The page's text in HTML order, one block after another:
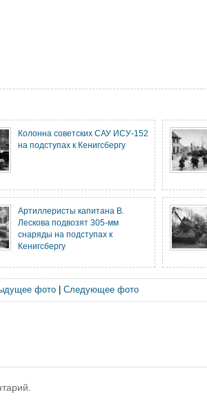
Колонна советских САУ ИСУ-152
на подступах к Кенигсбергу
Артиллеристы капитана В.
Лескова подвозят 305-мм
снаряды на подступах к
Кенигсбергу
фото| Следующее фото